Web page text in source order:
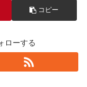
コピー
ローする